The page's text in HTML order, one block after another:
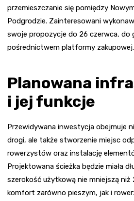
przemieszczanie się pomiędzy
Podgrodzie. Zainteresowani
swoje propozycje do 26 czerwca, do
pośrednictwem platformy zakupowej.
Planowana
i jej funkcje
Przewidywana inwestycja obejmuje
drogi, ale także stworzenie miejsc
rowerzystów oraz instalację
Projektowana ścieżka będzie miała
szerokość użytkową nie mniejszą niż
komfort zarówno pieszym, jak i